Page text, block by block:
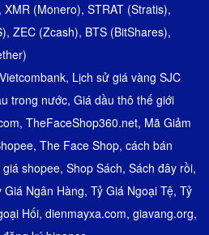
, XMR (Monero), STRAT (Stratis),
, ZEC (Zcash), BTS (BitShares),
, Lịch sử giá vàng SJC
trong nước, Giá dầu thô thế giới
, TheFaceShop360.net, Mã Giảm
, The Face Shop, cách bán
shopee, Shop Sách, Sách đây rồi,
Giá Ngân Hàng, Tỷ Giá Ngoại Tệ, Tỷ
Hối, dienmayxa.com, giavang.org,